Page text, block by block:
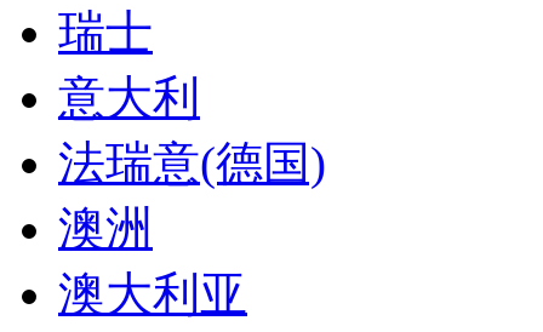
瑞士
意大利
法瑞意(德国)
澳洲
澳大利亚